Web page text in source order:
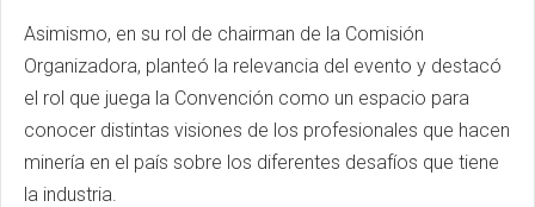
Asimismo, en su rol de chairman de la Comisión
Organizadora, planteó la relevancia del evento y destacó
el rol que juega la Convención como un espacio para
conocer distintas visiones de los profesionales que hacen
minería en el país sobre los diferentes desafíos que tiene
la industria.